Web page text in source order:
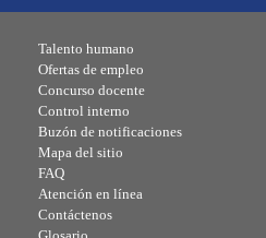
Talento humano
Ofertas de empleo
Concurso docente
Control interno
Buzón de notificaciones
Mapa del sitio
FAQ
Atención en línea
Contáctenos